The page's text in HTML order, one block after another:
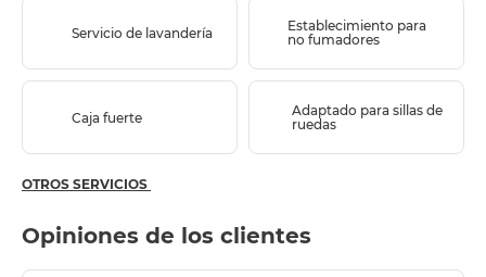
Servicio de lavandería
Establecimiento para
no fumadores
Caja fuerte
Adaptado para sillas de
ruedas
OTROS SERVICIOS
Opiniones de los clientes